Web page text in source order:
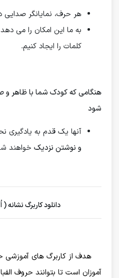
هر حرف، نمایانگر صدایی
به ما این امکان را می
کلمات را ایجاد کنیم.
هنگامی که کودک شما با ظاهر و
شود
آنها یک قدم به یادگیری
و نوشتن نزدیک خواهند
دانلود کاربرگ نشانه
هدف از کاربرگ های آموزشی
آموزان است تا بتوانند حروف الفبا